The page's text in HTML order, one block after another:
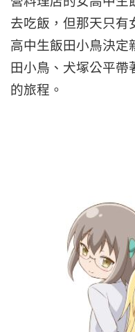
去吃飯，但那天只有
高中生飯田小鳥決定
田小鳥、犬塚公平帶
的旅程。